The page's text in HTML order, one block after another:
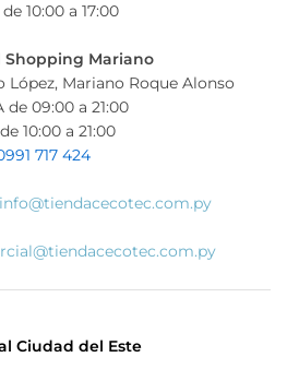
10:00 a 17:00
Shopping Mariano
López, Mariano Roque Alonso
de 09:00 a 21:00
10:00 a 21:00
717 424
info@tiendacecotec.com.py
Ciudad del Este